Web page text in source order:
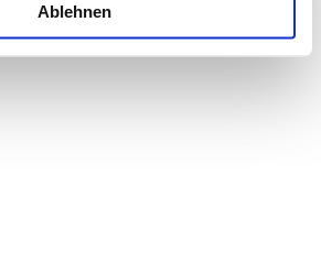
Ablehnen